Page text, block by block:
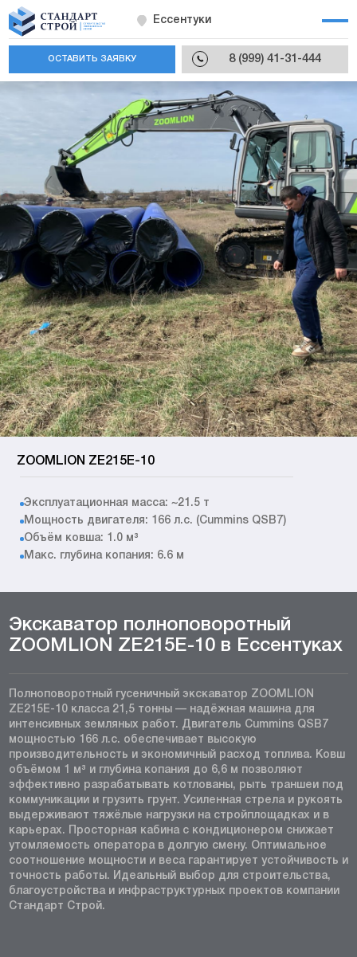
Ессентуки
8 (999) 41-31-444
ОСТАВИТЬ ЗАЯВКУ
ZOOMLION ZE215E-10
Эксплуатационная масса: ~21.5 т
Мощность двигателя: 166 л.с. (Cummins QSB7)
Объём ковша: 1.0 м³
Макс. глубина копания: 6.6 м
Экскаватор полноповоротный
ZOOMLION ZE215E-10 в Ессентуках
Полноповоротный гусеничный экскаватор ZOOMLION
ZE215E-10 класса 21,5 тонны — надёжная машина для
интенсивных земляных работ. Двигатель Cummins QSB7
мощностью 166 л.с. обеспечивает высокую
производительность и экономичный расход топлива. Ковш
объёмом 1 м³ и глубина копания до 6,6 м позволяют
эффективно разрабатывать котлованы, рыть траншеи под
коммуникации и грузить грунт. Усиленная стрела и рукоять
выдерживают тяжёлые нагрузки на стройплощадках и в
карьерах. Просторная кабина с кондиционером снижает
утомляемость оператора в долгую смену. Оптимальное
соотношение мощности и веса гарантирует устойчивость и
точность работы. Идеальный выбор для строительства,
благоустройства и инфраструктурных проектов компании
Стандарт Строй.